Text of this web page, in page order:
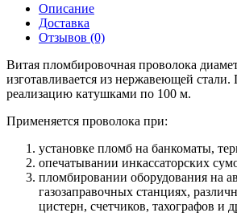
Описание
Доставка
Отзывов (0)
Витая пломбировочная проволока
изготавливается из нержавеющей стали.
реализацию катушками по 100 м.
Применяется проволока при:
установке пломб на банкоматы,
опечатывании инкассаторских
пломбировании оборудования на
газозаправочных станциях,
цистерн, счетчиков, тахографов и